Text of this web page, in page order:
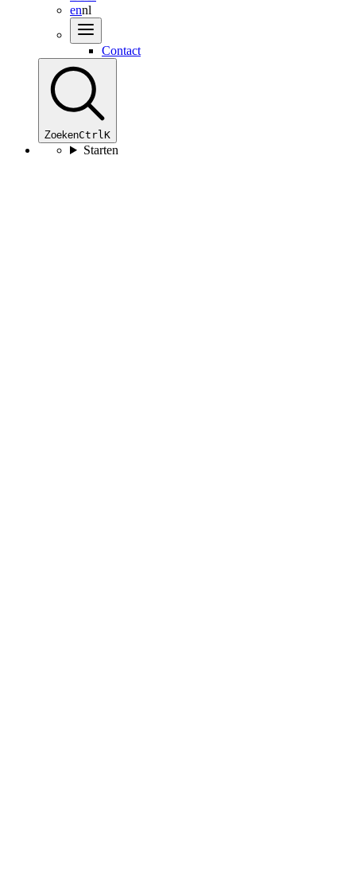
ennl
Contact
ZoekenCtrlK
Starten